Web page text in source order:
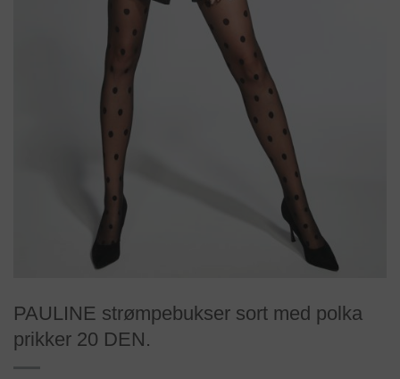
PAULINE strømpebukser sort med polka
prikker 20 DEN.